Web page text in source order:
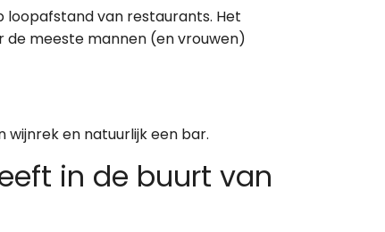
loopafstand van restaurants. Het
de meeste mannen (en vrouwen)
en natuurlijk een bar.
in de buurt van